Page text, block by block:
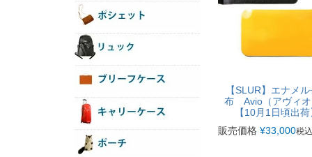
【SLUR】エナメ
布 Avio（アヴィ
【10月1日頃出
販売価格 ¥33,000税込